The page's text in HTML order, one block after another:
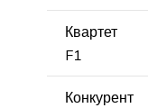
Квартет
F1
Конкурент